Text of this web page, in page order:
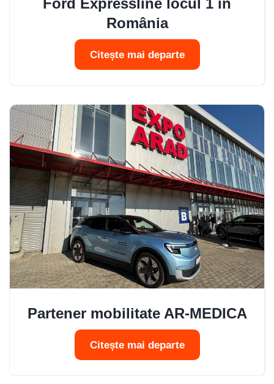
Ford Expressline locul 1 în
România
Citește mai departe
Partener mobilitate AR-MEDICA
Citește mai departe